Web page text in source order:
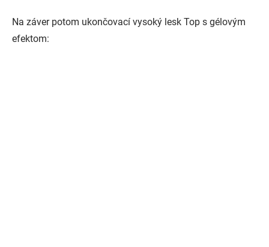
Na záver potom ukončovací vysoký lesk Top s gélovým
efektom: